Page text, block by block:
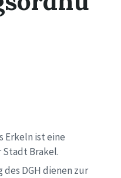
Erkeln ist eine
Brakel.
DGH dienen zur